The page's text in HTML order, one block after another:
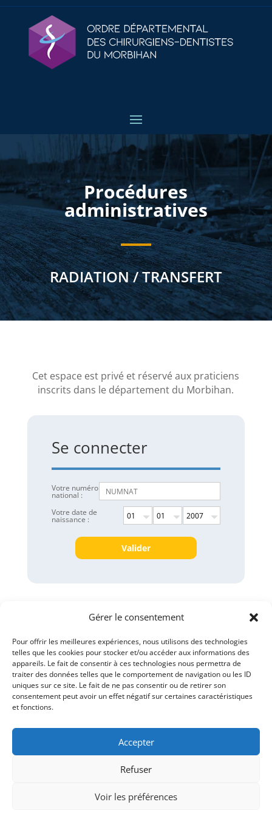
Gérer le consentement
Pour offrir les meilleures expériences, nous utilisons des technologies
telles que les cookies pour stocker et/ou accéder aux informations des
appareils. Le fait de consentir à ces technologies nous permettra de
traiter des données telles que le comportement de navigation ou les ID
uniques sur ce site. Le fait de ne pas consentir ou de retirer son
consentement peut avoir un effet négatif sur certaines caractéristiques
et fonctions.
Accepter
Refuser
Voir les préférences
Procédures
administratives
RADIATION / TRANSFERT
Cet espace est privé et réservé aux praticiens
inscrits dans le département du Morbihan.
Se connecter
Votre numéro
national :
Votre date de
naissance :
Qui sommes-nous ?
Chirurgiens-dentistes de garde
Conseil départemental de l'ordre des chirurgiens-
dentistes du Morbihan
Site réalisé parPixis.net